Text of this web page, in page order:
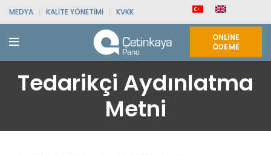
MEDYA KALITE YÖNETIMI KVKK
ONLINE
ÖDEME
Tedarikçi Aydınlatma
Metni